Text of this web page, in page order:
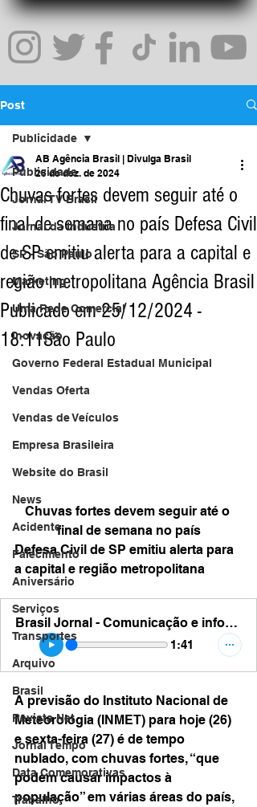
Post
Publicidade
Jornal TV Brasil
Jornal da Indústria
SP - São Paulo
Marketing
Uma Rede Comercial
Inovação
Governo Federal Estadual Municipal
Vendas Oferta
Vendas de Veículos
Empresa Brasileira
Website do Brasil
News
Acidente
Falecimento
Aniversário
Serviços
Transportes
Arquivo
Brasil
Revista Net
Jornal Tempo
Data Comemorativas
Trabalho
Publicidade
Chuvas fortes devem seguir até o
final de semana no país Defesa Civil
de SP emitiu alerta para a capital e
região metropolitana Agência Brasil
Publicado em 25/12/2024 -
18:11São Paulo
AB Agência Brasil | Divulga Brasil
25 de dez. de 2024
Chuvas fortes devem seguir até o
final de semana no país
Defesa Civil de SP emitiu alerta para
a capital e região metropolitana
Brasil Jornal - Comunicação e informação - chuvas sp 25 a 30 dez
1:41
A previsão do Instituto Nacional de
Meteorologia (INMET) para hoje (26)
e sexta-feira (27) é de tempo
nublado, com chuvas fortes, “que
podem causar impactos à
população” em várias áreas do país,